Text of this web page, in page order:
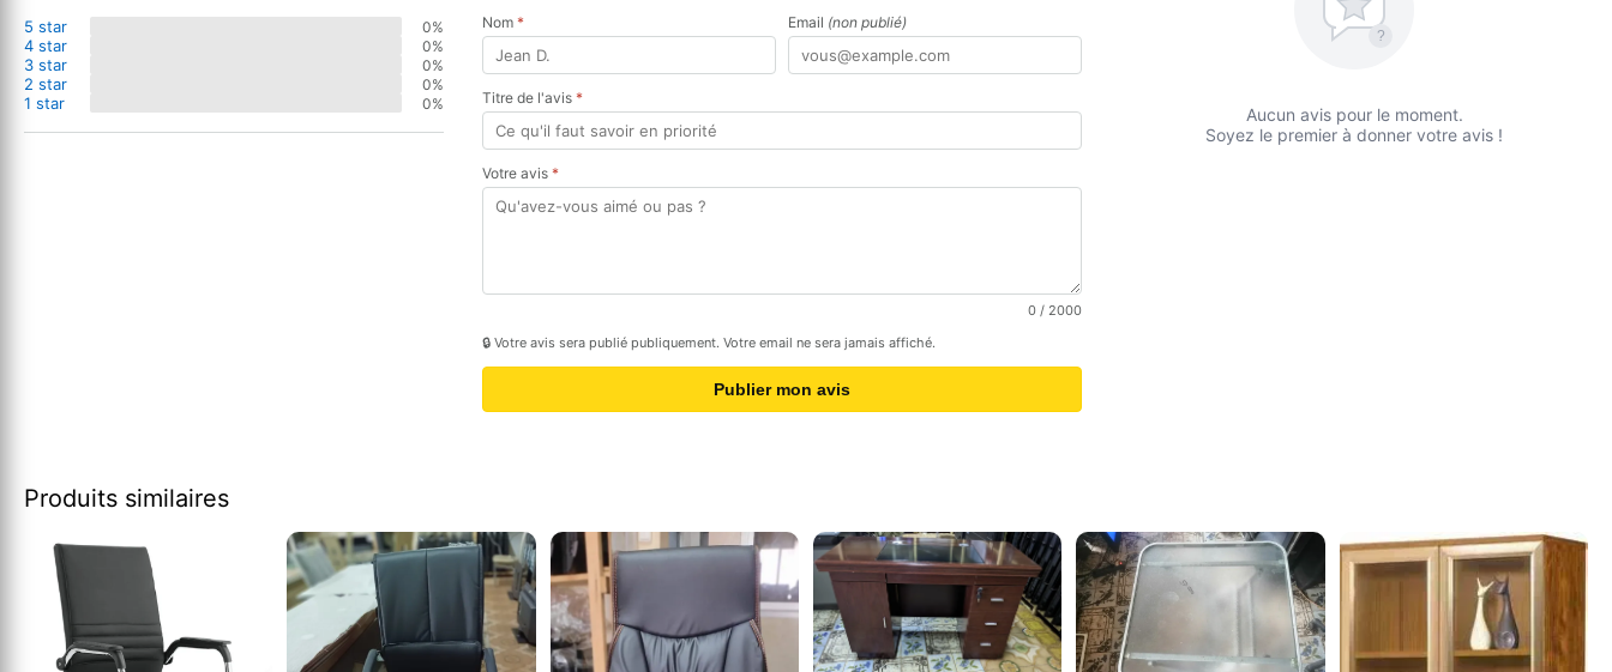
5 star
0%
4 star 0%
3 star 0%
2 star 0%
1 star 0%
Nom * Email (non publié)
Titre de l'avis *
Votre avis *
0 / 2000
🔒 Votre avis sera publié publiquement. Votre email ne sera jamais affiché.
Publier mon avis
?
Aucun avis pour le moment.
Soyez le premier à donner votre avis !
Produits similaires